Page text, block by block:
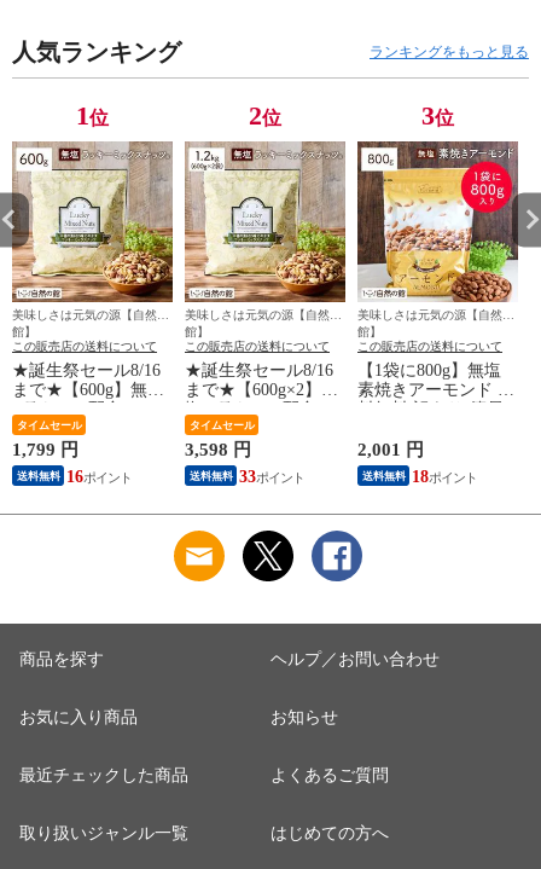
人気ランキング ランキングをもっと見る
1位
美味しさは元気の源【自然の
館】
この販売店の送料について
★誕生祭セール8/16
まで★【600g】無塩
4種ナッツ配合 ラッ
キーミックスナッツ
送料無料 お菓子 お
つまみ 製菓材料 大
容量 ポスト投函 訳
タイムセール
1,799 円
送料無料 16
2位
美味しさは元気の源【自然の
館】
この販売店の送料について
★誕生祭セール8/16
まで★【600g×2】無
塩 4種ナッツ配合 ラ
ッキーミックスナッ
ツ 送料無料 おつま
み 製菓材料 業務用
大容量 ポスト投函
タイムセール
3,598 円
送料無料 33
3位
美味しさは元気の源【自然の
館】
この販売店の送料について
【1袋に800g】無塩
素焼きアーモンド 送
料無料 訳あり(簡易
2,001 円
送料無料 18
商品を探す
お気に入り商品
最近チェックした商品
取り扱いジャンル一覧
ヘルプ／お問い合わせ
お知らせ
よくあるご質問
はじめての方へ